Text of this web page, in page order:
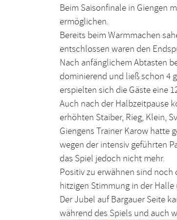
Beim Saisonfinale in Giengen
ermöglichen.
Bereits beim Warmmachen
entschlossen waren den
Nach anfänglichem Abtasten
dominierend und ließ schon 4
erspielten sich die Gäste eine
Auch nach der Halbzeitpause
erhöhten Staiber, Rieg, Klein,
Giengens Trainer Karow hatte
wegen der intensiv geführten
das Spiel jedoch nicht mehr.
Positiv zu erwähnen sind
hitzigen Stimmung in der
Der Jubel auf Bargauer Seite
während des Spiels und auch